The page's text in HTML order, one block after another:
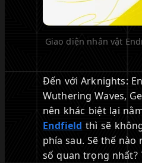
Giao diện nhân vật
Đến với Arknights:
Wuthering Waves,
nên khác biệt lại
Endfield thì sẽ
phía sau. Sẽ thế nào
số quan trọng nhất?